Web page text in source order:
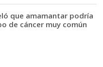
que amamantar podría
de cáncer muy común